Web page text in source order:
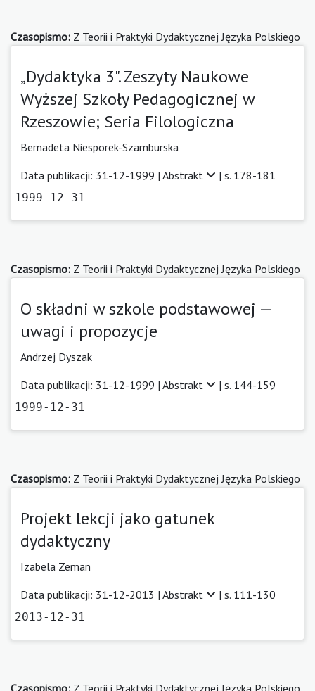
Czasopismo: Z Teorii i Praktyki Dydaktycznej Języka Polskiego
„Dydaktyka 3". Zeszyty Naukowe
Wyższej Szkoły Pedagogicznej w
Rzeszowie; Seria Filologiczna
Bernadeta Niesporek-Szamburska
Data publikacji: 31-12-1999 | Abstrakt | s. 178-181
1999-12-31
Czasopismo: Z Teorii i Praktyki Dydaktycznej Języka Polskiego
O składni w szkole podstawowej —
uwagi i propozycje
Andrzej Dyszak
Data publikacji: 31-12-1999 | Abstrakt | s. 144-159
1999-12-31
Czasopismo: Z Teorii i Praktyki Dydaktycznej Języka Polskiego
Projekt lekcji jako gatunek
dydaktyczny
Izabela Zeman
Data publikacji: 31-12-2013 | Abstrakt | s. 111-130
2013-12-31
Czasopismo: Z Teorii i Praktyki Dydaktycznej Języka Polskiego